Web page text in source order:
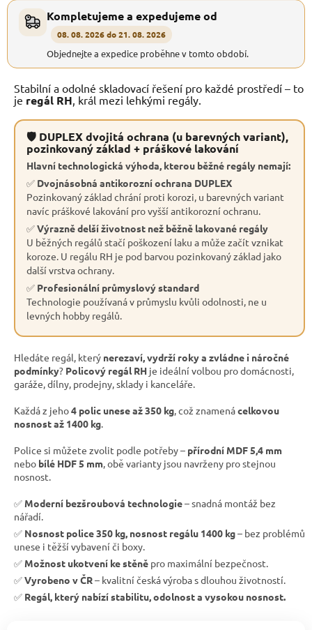
Kompletujeme a expedujeme od
08. 08. 2026 do 21. 08. 2026
Objednejte a expedice proběhne v tomto období.
Stabilní a odolné skladovací řešení pro každé prostředí – to
je regál RH , král mezi lehkými regály.
🛡 DUPLEX dvojitá ochrana (u barevných variant),
pozinkovaný základ + práškové lakování
Hlavní technologická výhoda, kterou běžné regály nemají:
✅ Dvojnásobná antikorozní ochrana DUPLEX
Pozinkovaný základ chrání proti korozi, u barevných variant
navíc práškové lakování pro vyšší antikorozní ochranu.
✅Výrazně delší životnost než běžně lakované regály
U běžných regálů stačí poškození laku a může začít vznikat
koroze. U regálu RH je pod barvou pozinkovaný základ jako
další vrstva ochrany.
✅ Profesionální průmyslový standard
Technologie používaná v průmyslu kvůli odolnosti, ne u
levných hobby regálů.
Hledáte regál, který nerezaví, vydrží roky a zvládne i náročné
podmínky? Policový regál RH je ideální volbou pro domácnosti,
garáže, dílny, prodejny, sklady i kanceláře.
Každá z jeho4 polic unese až 350 kg, což znamenácelkovou
nosnost až 1400 kg.
Police si můžete zvolit podle potřeby – přírodní MDF 5,4 mm
nebo bílé HDF 5 mm, obě varianty jsou navrženy pro stejnou
nosnost.
✅ Moderní bezšroubová technologie– snadná montáž bez
nářadí.
✅ Nosnost police 350 kg, nosnost regálu 1400 kg– bez problémů
unese i těžší vybavení či boxy.
✅ Možnost ukotvení ke stěně pro maximální bezpečnost.
✅Vyrobeno v ČR– kvalitní česká výroba s dlouhou životností.
✅ Regál, který nabízí stabilitu, odolnost a vysokou nosnost.